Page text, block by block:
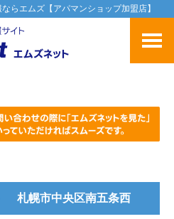
らエムズ【アパマンショップ加盟店】
札幌市中央区南五条西